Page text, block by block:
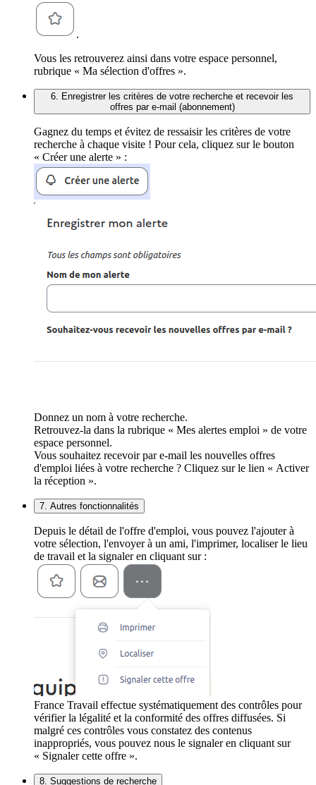
.
Vous les retrouverez ainsi dans votre espace personnel,
rubrique « Ma sélection d'offres ».
6. Enregistrer les critères de votre recherche et recevoir les
offres par e-mail (abonnement)
Gagnez du temps et évitez de ressaisir les critères de votre
recherche à chaque visite ! Pour cela, cliquez sur le bouton
« Créer une alerte » :
Donnez un nom à votre recherche.
Retrouvez-la dans la rubrique « Mes alertes emploi » de votre
espace personnel.
Vous souhaitez recevoir par e-mail les nouvelles offres
d'emploi liées à votre recherche ? Cliquez sur le lien « Activer
la réception ».
7. Autres fonctionnalités
Depuis le détail de l'offre d'emploi, vous pouvez l'ajouter à
votre sélection, l'envoyer à un ami, l'imprimer, localiser le lieu
de travail et la signaler en cliquant sur :
France Travail effectue systématiquement des contrôles pour
vérifier la légalité et la conformité des offres diffusées. Si
malgré ces contrôles vous constatez des contenus
inappropriés, vous pouvez nous le signaler en cliquant sur
« Signaler cette offre ».
8. Suggestions de recherche